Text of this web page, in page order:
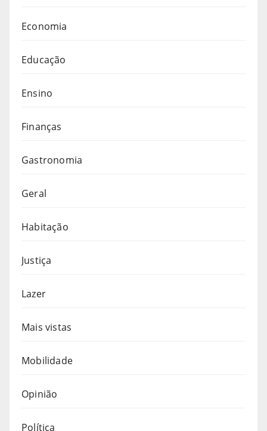
Economia
Educação
Ensino
Finanças
Gastronomia
Geral
Habitação
Justiça
Lazer
Mais vistas
Mobilidade
Opinião
Política